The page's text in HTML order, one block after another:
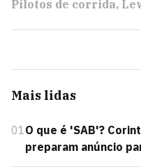
Pilotos de corrida
Mais lidas
01O que é 'SAB'?
preparam anúncio